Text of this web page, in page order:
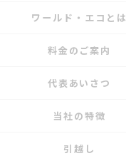
ワールド・エコとは
料金のご案内
代表あいさつ
当社の特徴
引越し